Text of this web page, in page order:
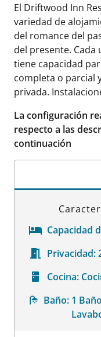
El Driftwood Inn
variedad de
del romance del
del presente.
tiene capacidad
completa o parcial
privada.
La configuración
respecto a las
continuación
Capacidad
Privacidad:
Cocina:
Baño: 1